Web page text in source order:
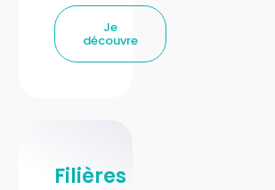
Je
découvre
Filières